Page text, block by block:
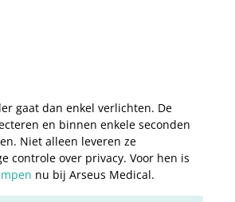
gaat dan enkel verlichten. De
en binnen enkele seconden
Niet alleen leveren ze
controle over privacy. Voor hen is
nu bij Arseus Medical.